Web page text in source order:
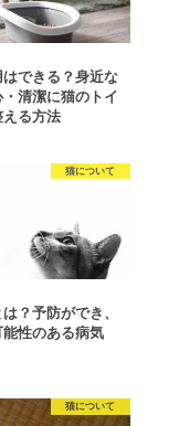
できる？身近な
清潔に猫のトイ
える方法
猫について
？予防ができ、
性のある病気
猫について